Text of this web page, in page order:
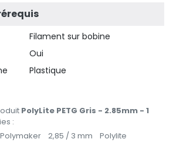
Filament sur bobine
Oui
Plastique
PolyLite PETG Gris - 2.85mm - 1
:
Polymaker 2,85 / 3 mm
Polylite